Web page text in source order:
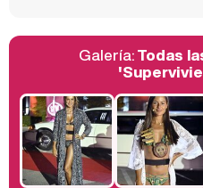
Galería:Todas